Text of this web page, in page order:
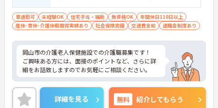
車通勤可 未経験OK 住宅手当・補助 無資格OK
年間休日110日以上
産休･育休･介護休暇取得実績あり
社会保険完備 交通費支給 退職金制度あり
岡山市の介護老人保健施設での介護職募集です！
ご興味ある方には、面接のポイントなど、さらに詳
細をお話致しますのでお気軽にご相談ください。
詳細を見る 無料 紹介してもらう